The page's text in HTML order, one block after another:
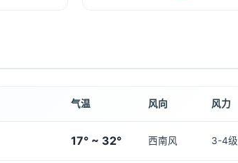
气温 风向 风力
17° ~ 32° 西南风 3-4级